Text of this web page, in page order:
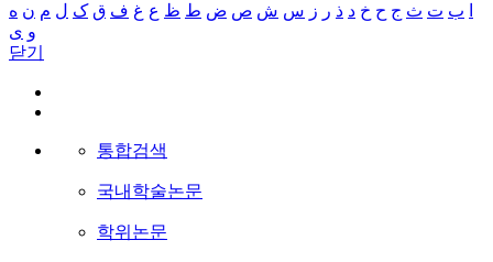
ب ت ث ج ح خ د ذ ر ز س ش ص ض ط ظ ع غ ف ق ک ل م ن ه
و ی
닫기
통합검색
국내학술논문
학위논문